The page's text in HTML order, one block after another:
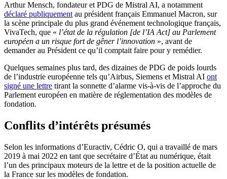
Arthur Mensch, fondateur et PDG de Mistral AI, a notamment
déclaré publiquement au président français Emmanuel Macron, sur
la scène principale du plus grand événement technologique français,
VivaTech, que « l’état de la régulation [de l’IA Act] au Parlement
européen a un risque fort de gêner l’innovation », avant de
demander au Président ce qu’il comptait faire pour y remédier.
Quelques semaines plus tard, des dizaines de PDG de poids lourds
de l’industrie européenne tels qu’Airbus, Siemens et Mistral AI ont
signé une lettre tirant la sonnette d’alarme vis-à-vis de l’approche du
Parlement européen en matière de réglementation des modèles de
fondation.
Conflits d’intérêts présumés
Selon les informations d’Euractiv, Cédric O, qui a travaillé de mars
2019 à mai 2022 en tant que secrétaire d’État au numérique, était
l’un des principaux moteurs de la lettre et de la position actuelle de
la France sur les modèles de fondation.